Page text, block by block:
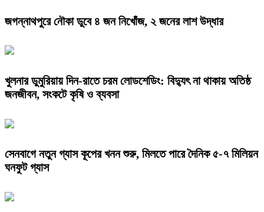
জগন্নাথপুরে নৌকা ডুবে ৪ জন নিখোঁজ, ২ জনের লাশ উদ্ধার
খুলনার ডুমুরিয়ায় দিন-রাতে চরম লোডশেডিং: বিদ্যুৎ না থাকায় অতিষ্ঠ
জনজীবন, সংকটে কৃষি ও ব্যবসা
সেনবাগে নতুন গ্যাস কূপের খনন শুরু, মিলতে পারে দৈনিক ৫-৭ মিলিয়ন
ঘনফুট গ্যাস